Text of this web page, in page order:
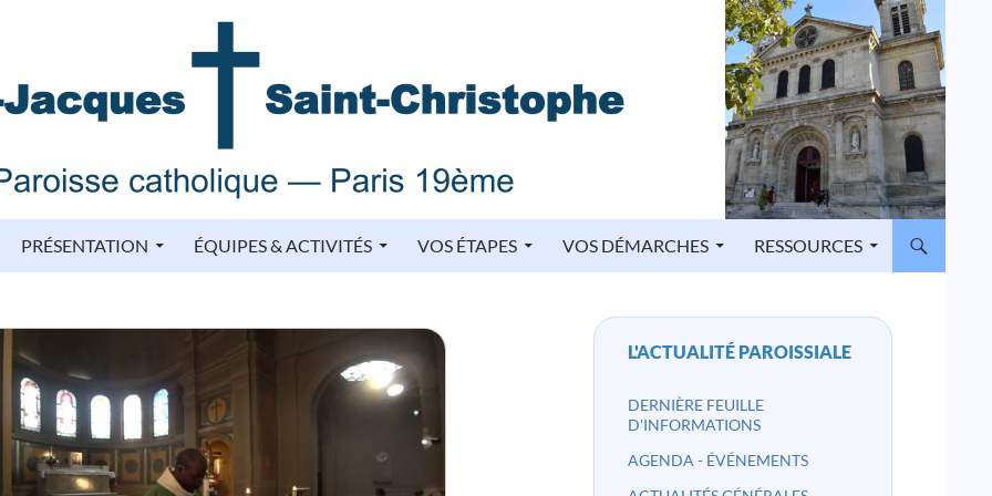
PRÉSENTATION ÉQUIPES & ACTIVITÉS VOS ÉTAPES VOS DÉMARCHES RESSOURCES
L'ACTUALITÉ PAROISSIALE
DERNIÈRE FEUILLE
D'INFORMATIONS
AGENDA - ÉVÉNEMENTS